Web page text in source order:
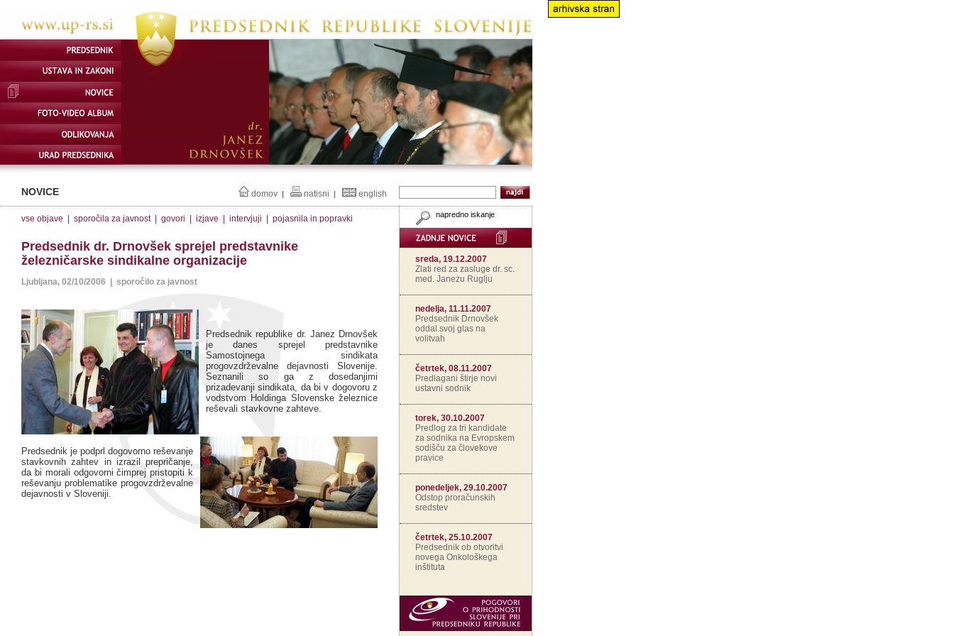
NOVICE domov | natisni | english
vse objave sporočila za javnost| govori izjave intervjuji pojasnila in popravki
Predsednik dr. Drnovšek sprejel predstavnike
železničarske sindikalne organizacije
Ljubljana, 02/10/2006 | sporočilo za javnost
Predsednik republike dr. Janez Drnovšek
je danes sprejel predstavnike
Samostojnega sindikata
progovzdrževalne dejavnosti Slovenije.
Seznanili so ga z dosedanjimi
prizadevanji sindikata, da bi v dogovoru z
vodstvom Holdinga Slovenske železnice
reševali stavkovne zahteve.
Predsednik je podprl dogovorno reševanje
stavkovnih zahtev in izrazil prepričanje,
da bi morali odgovorni čimprej pristopiti k
reševanju problematike progovzdrževalne
dejavnosti v Sloveniji.
napredno iskanje
sreda, 19.12.2007
Zlati red za zasluge dr. sc.
med. Janezu Ruglju
nedelja, 11.11.2007
Predsednik Drnovšek
oddal svoj glas na
volitvah
četrtek, 08.11.2007
Predlagani štirje novi
ustavni sodnik
torek, 30.10.2007
Predlog za tri kandidate
za sodnika na Evropskem
sodišču za človekove
pravice
ponedeljek, 29.10.2007
Odstop proračunskih
sredstev
četrtek, 25.10.2007
Predsednik ob otvoritvi
novega Onkološkega
inštituta